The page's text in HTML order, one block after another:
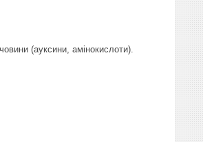
(ауксини, амінокислоти).